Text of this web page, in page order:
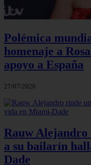
Polémica
homenaje a
apoyo a España
27/07/2026
Rauw
a su bailarín
Dade